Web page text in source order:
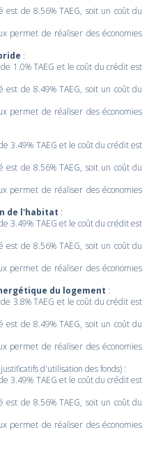
est de 8.56% TAEG, soit un coût du
permet de réaliser des économies
:
1.0% TAEG et le coût du crédit est
est de 8.49% TAEG, soit un coût du
permet de réaliser des économies
3.49% TAEG et le coût du crédit est
est de 8.56% TAEG, soit un coût du
permet de réaliser des économies
de l'habitat :
3.49% TAEG et le coût du crédit est
est de 8.56% TAEG, soit un coût du
permet de réaliser des économies
du logement :
3.8% TAEG et le coût du crédit est
est de 8.49% TAEG, soit un coût du
permet de réaliser des économies
justificatifs d'utilisation des fonds) :
3.49% TAEG et le coût du crédit est
est de 8.56% TAEG, soit un coût du
permet de réaliser des économies